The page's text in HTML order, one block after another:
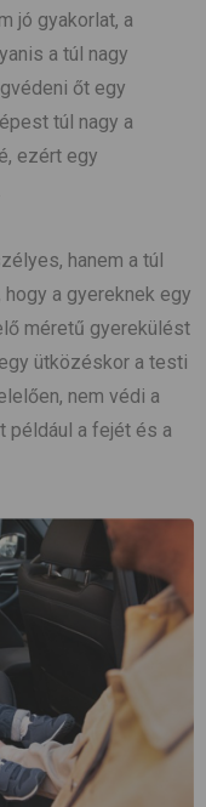
jó gyakorlat, a
a túl nagy
őt egy
túl nagy a
ezért egy
hanem a túl
a gyereknek egy
méretű gyerekülést
ütközéskor a testi
nem védi a
például a fejét és a